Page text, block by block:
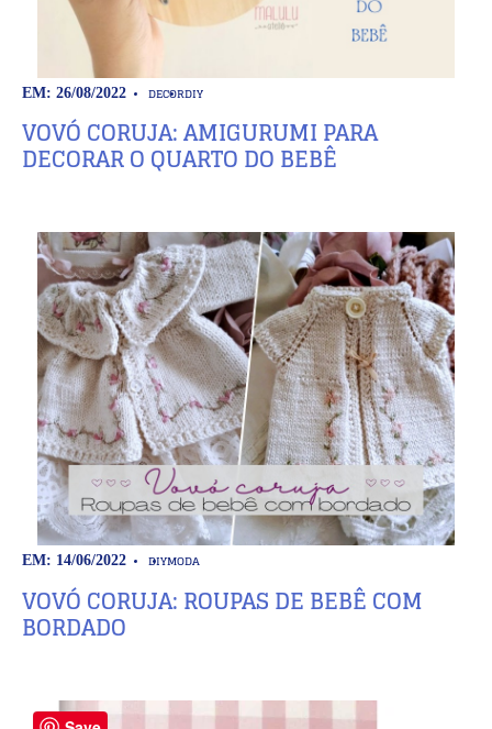
EM: 26/08/2022 DECORDIY
VOVÓ CORUJA: AMIGURUMI PARA
DECORAR O QUARTO DO BEBÊ
EM: 14/06/2022 DIYMODA
VOVÓ CORUJA: ROUPAS DE BEBÊ COM
BORDADO